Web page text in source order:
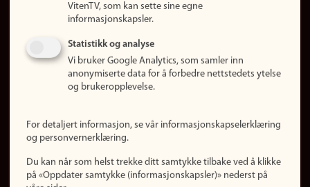
Om nettstedet
Informasjonskapsler
Personvern
VitenTV, som kan sette sine egne
informasjonskapsler.
Statistikk og analyse
Vi bruker Google Analytics, som samler inn
anonymiserte data for å forbedre nettstedets ytelse
og brukeropplevelse.
For detaljert informasjon, se vår informasjonskapselerklæring
og personvernerklæring.
Du kan når som helst trekke ditt samtykke tilbake ved å klikke
på «Oppdater samtykke (informasjonskapsler)» nederst på